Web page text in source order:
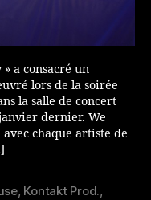
a consacré un
lors de la soirée
la salle de concert
dernier. We
chaque artiste de
, Kontakt Prod.,